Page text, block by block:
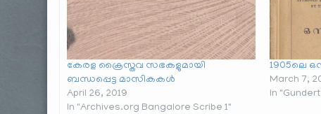
കേരള ക്രൈസ്തവ സഭകളുമായി
ബന്ധപ്പെട്ട മാസികകൾ
April 26, 2019
In "Archives.org Bangalore Scribe 1"
1905ലെ
March 7,
In